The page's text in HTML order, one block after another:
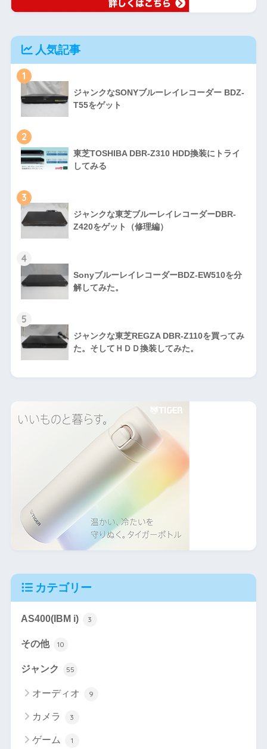
人気記事
1
ジャンクなSONYブルーレイレコーダー BDZ-
T55をゲット
2
東芝TOSHIBA DBR-Z310 HDD換装にトライ
してみる
3
ジャンクな東芝ブルーレイレコーダーDBR-
Z420をゲット（修理編）
4
SonyブルーレイレコーダーBDZ-EW510を分
解してみた。
5
ジャンクな東芝REGZA DBR-Z110を買ってみ
た。そしてＨＤＤ換装してみた。
カテゴリー
AS400(IBM i) 3
その他 10
ジャンク 55
オーディオ 9
カメラ 3
ゲーム 1